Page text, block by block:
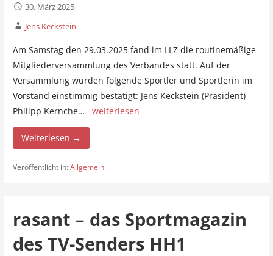
30. März 2025
Jens Keckstein
Am Samstag den 29.03.2025 fand im LLZ die routinemäßige
Mitgliederversammlung des Verbandes statt. Auf der
Versammlung wurden folgende Sportler und Sportlerin im
Vorstand einstimmig bestätigt: Jens Keckstein (Präsident)
Philipp Kernche… weiterlesen
Weiterlesen →
Veröffentlicht in:Allgemein
rasant – das Sportmagazin
des TV-Senders HH1